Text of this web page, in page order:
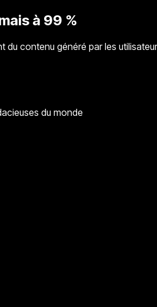
à 99 %
contenu généré par les
du monde